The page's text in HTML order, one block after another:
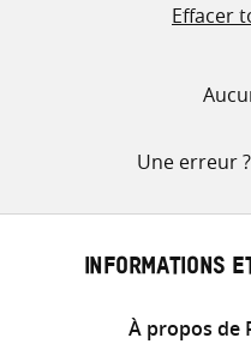
Effacer
Une erreur ?
INFORMATIONS
À propos de